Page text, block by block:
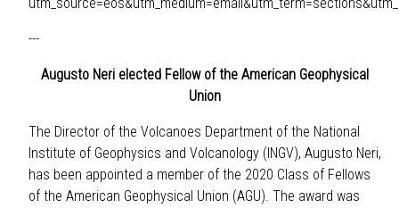
---
Augusto Neri elected Fellow of the American Geophysical
Union
The Director of the Volcanoes Department of the National
Institute of Geophysics and Volcanology (INGV), Augusto Neri,
has been appointed a member of the 2020 Class of Fellows
of the American Geophysical Union (AGU). The award was